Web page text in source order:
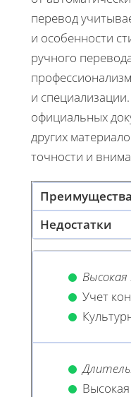
перевод
и особенности
ручного
и
официальных
других
точности и
Преимущества
Недостатки
Учет